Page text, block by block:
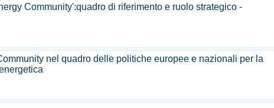
Community':quadro di riferimento e ruolo strategico -
nel quadro delle politiche europee e nazionali per la